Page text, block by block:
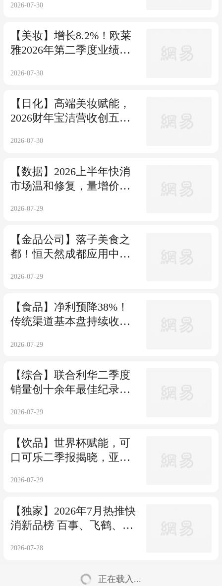
2026-07-30
【美妆】增长8.2%！欧莱
雅2026年第二季度业绩公
2026-07-30
【日化】高端美妆赋能，
2026财年宝洁营收创五年
2026-07-30
【数据】2026上半年快消
市场温和修复，量增价跌
2026-07-29
【金品公司】落子美食之
都！恒天然成都应用中心
2026-07-29
【食品】净利预降38%！
传统渠道基本盘持续收
2026-07-29
【综合】联合利华二季度
销量创十余年最佳纪录，
2026-07-29
【饮品】世界杯赋能，可
口可乐二季报揭晓，亚太
2026-07-29
【独家】2026年7月热推快
消新品榜 百事、飞鹤、大
榜
2026-07-28
正在载入...